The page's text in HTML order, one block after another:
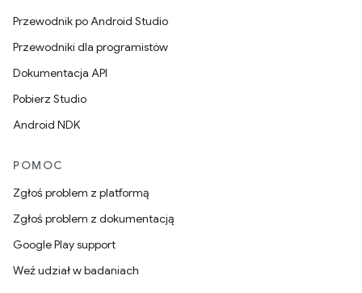
Przewodnik po Android Studio
Przewodniki dla programistów
Dokumentacja API
Pobierz Studio
Android NDK
POMOC
Zgłoś problem z platformą
Zgłoś problem z dokumentacją
Google Play support
Weź udział w badaniach